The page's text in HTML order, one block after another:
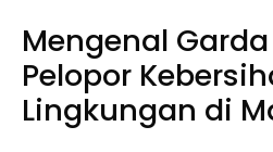
Mengenal
Pelopor
Lingkungan di